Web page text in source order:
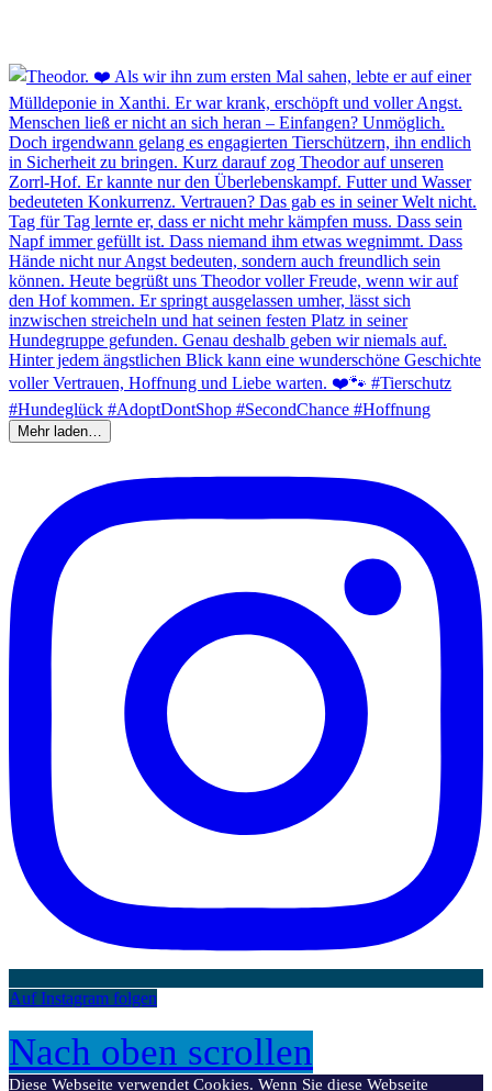
Mehr laden…
Auf Instagram folgen
Nach oben scrollen
Diese Webseite verwendet Cookies. Wenn Sie diese Webseite